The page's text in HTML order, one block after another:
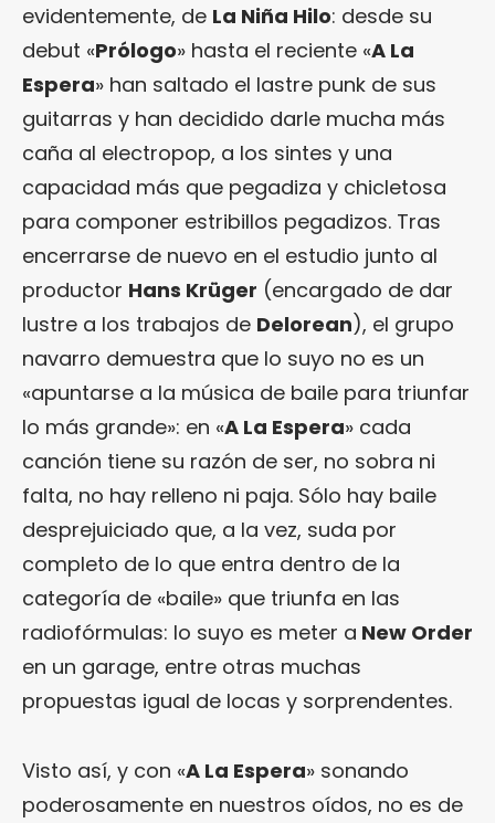
evidentemente, de La Niña Hilo: desde su
debut «Prólogo» hasta el reciente «A La
Espera» han saltado el lastre punk de sus
guitarras y han decidido darle mucha más
caña al electropop, a los sintes y una
capacidad más que pegadiza y chicletosa
para componer estribillos pegadizos. Tras
encerrarse de nuevo en el estudio junto al
productor Hans Krüger (encargado de dar
lustre a los trabajos de Delorean), el grupo
navarro demuestra que lo suyo no es un
«apuntarse a la música de baile para triunfar
lo más grande»: en «A La Espera» cada
canción tiene su razón de ser, no sobra ni
falta, no hay relleno ni paja. Sólo hay baile
desprejuiciado que, a la vez, suda por
completo de lo que entra dentro de la
categoría de «baile» que triunfa en las
radiofórmulas: lo suyo es meter a New Order
en un garage, entre otras muchas
propuestas igual de locas y sorprendentes.
Visto así, y con «A La Espera» sonando
poderosamente en nuestros oídos, no es de